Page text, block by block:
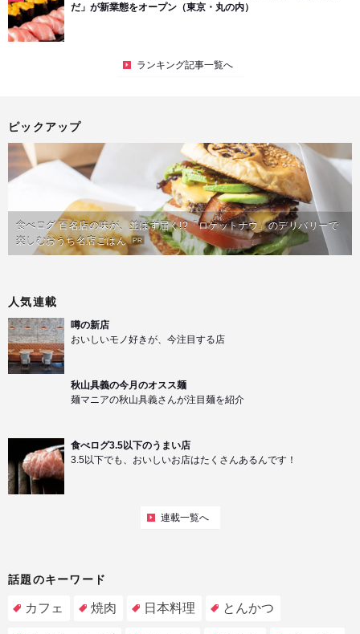
だ」が新業態をオープン（東京・丸の内）
ランキング記事一覧へ
ピックアップ
食べログ 百名店の味が、並ばず届く!?「ロケットナウ」のデリバリーで
楽しむおうち名店ごはん PR
人気連載
噂の新店
おいしいモノ好きが、今注目する店
秋山具義の今月のオスス麺
麺マニアの秋山具義さんが注目麺を紹介
食べログ3.5以下のうまい店
3.5以下でも、おいしいお店はたくさんあるんです！
連載一覧へ
話題のキーワード
カフェ 焼肉 日本料理 とんかつ